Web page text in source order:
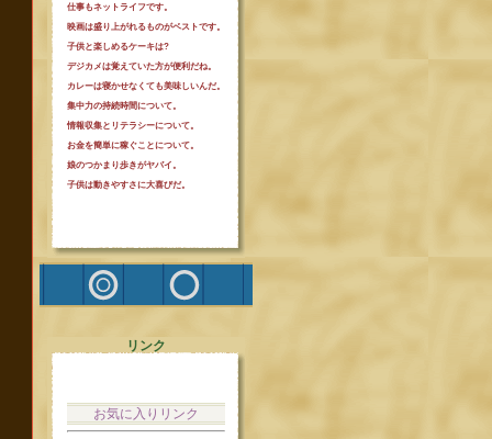
仕事もネットライフです。
映画は盛り上がれるものがベストです。
子供と楽しめるケーキは?
デジカメは覚えていた方が便利だね。
カレーは寝かせなくても美味しいんだ。
集中力の持続時間について。
情報収集とリテラシーについて。
お金を簡単に稼ぐことについて。
娘のつかまり歩きがヤバイ。
子供は動きやすさに大喜びだ。
リンク
お気に入りリンク